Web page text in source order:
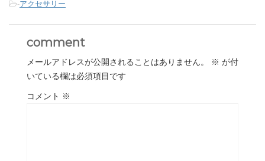
-アクセサリー
comment
メールアドレスが公開されることはありません。 ※ が付
いている欄は必須項目です
コメント ※